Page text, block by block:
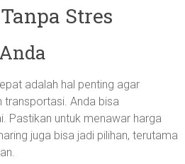
Stres
adalah hal penting agar
transportasi. Anda bisa
Pastikan untuk menawar harga
juga bisa jadi pilihan, terutama